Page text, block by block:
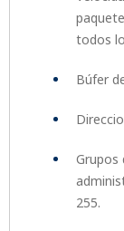
todos
Búfer
Grupos
255.